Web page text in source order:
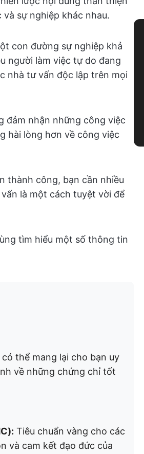
sự nghiệp khác nhau.
con đường sự nghiệp khả
người làm việc tự do đang
nhà tư vấn độc lập trên mọi
đảm nhận những công việc
hài lòng hơn về công việc
thành công, bạn cần nhiều
là một cách tuyệt vời để
tìm hiểu một số thông tin
thể mang lại cho bạn uy
về những chứng chỉ tốt
Tiêu chuẩn vàng cho các
và cam kết đạo đức của